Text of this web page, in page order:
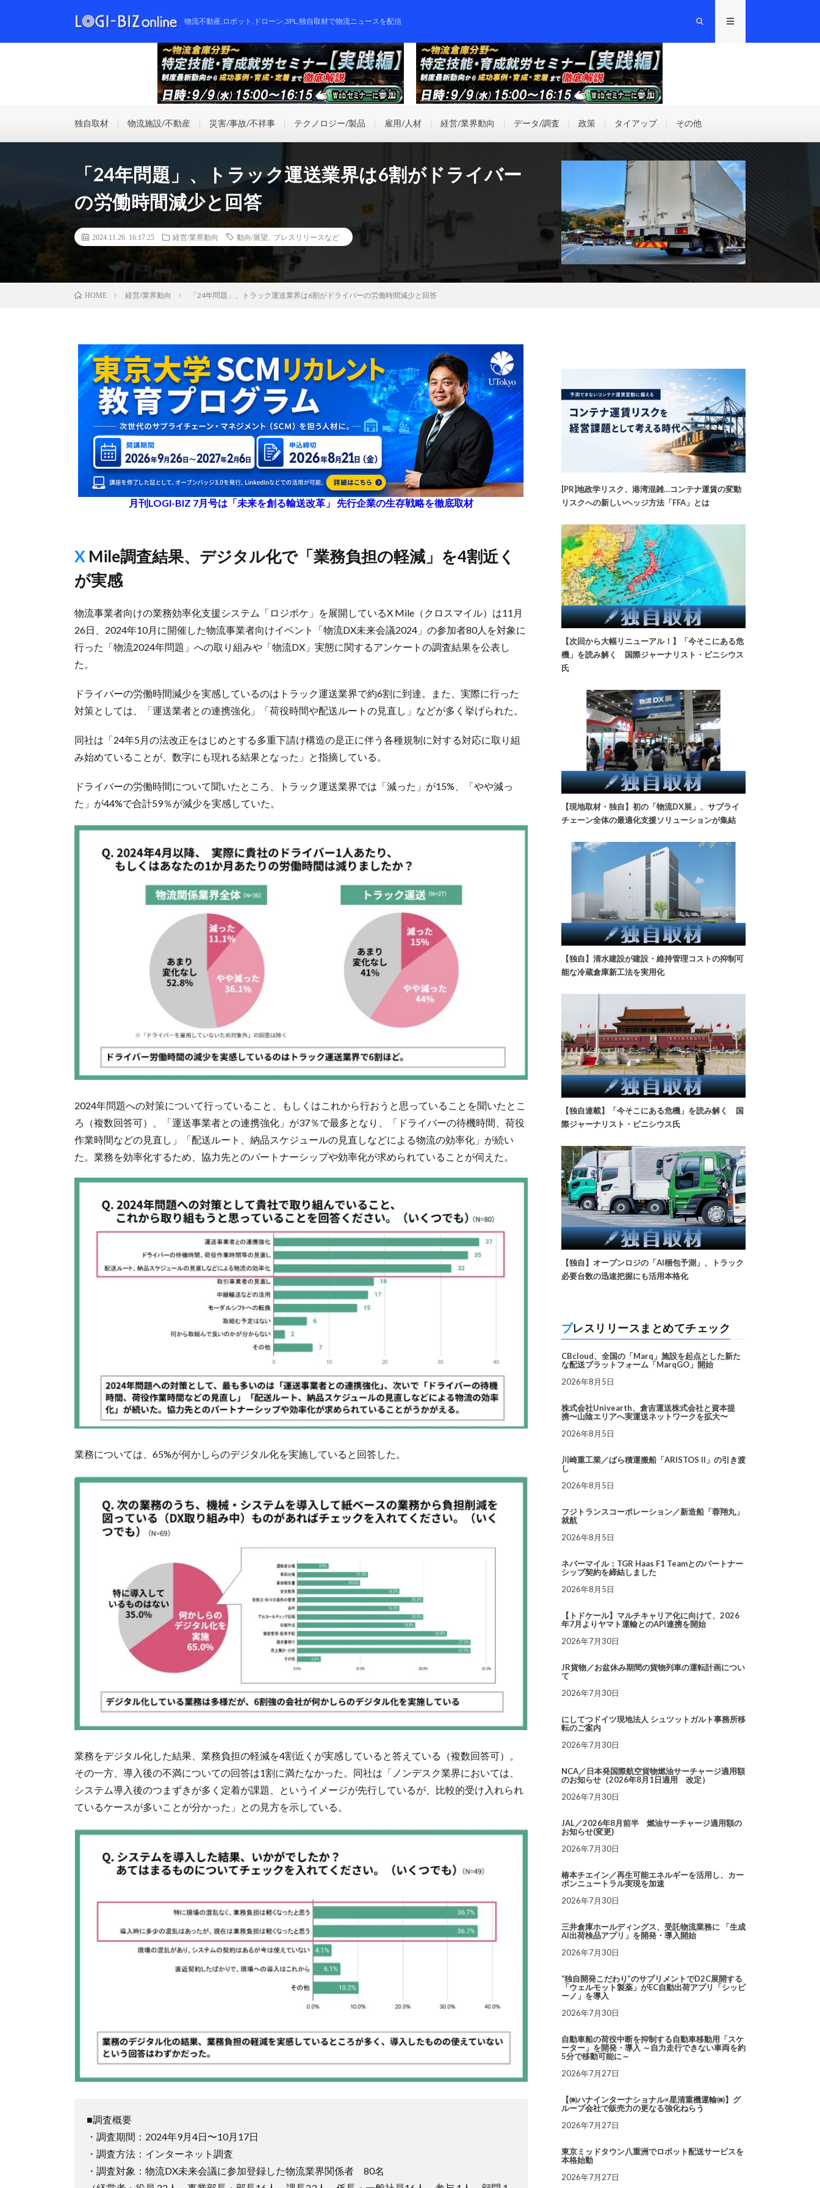
物流不動産,ロボット,ドローン,3PL,独自取材で物流ニュースを配信
独自取材 物流施設/不動産 災害/事故/不祥事 テクノロジー/製品 雇用/人材 経営/業界動向 データ/調査 政策 タイアップ その他
「24年問題」、トラック運送業界は6割がドライバー
の労働時間減少と回答
2024.11.26 16:17:25 経営/業界動向 動向/展望 プレスリリースなど
HOME 経営/業界動向 「24年問題」、トラック運送業界は6割がドライバーの労働時間減少と回答
月刊LOGI-BIZ 7月号は「未来を創る輸送改革」 先行企業の生存戦略を徹底取材
X Mile調査結果、デジタル化で「業務負担の軽減」を4割近く
が実感
物流事業者向けの業務効率化支援システム「ロジポケ」を展開しているX Mile（クロスマイル）は11月
26日、2024年10月に開催した物流事業者向けイベント「物流DX未来会議2024」の参加者80人を対象に
行った「物流2024年問題」への取り組みや「物流DX」実態に関するアンケートの調査結果を公表し
た。
ドライバーの労働時間減少を実感しているのはトラック運送業界で約6割に到達。また、実際に行った
対策としては、「運送業者との連携強化」「荷役時間や配送ルートの見直し」などが多く挙げられた。
同社は「24年5月の法改正をはじめとする多重下請け構造の是正に伴う各種規制に対する対応に取り組
み始めていることが、数字にも現れる結果となった」と指摘している。
ドライバーの労働時間について聞いたところ、トラック運送業界では「減った」が15%、「やや減っ
た」が44%で合計59％が減少を実感していた。
2024年問題への対策について行っていること、もしくはこれから行おうと思っていることを聞いたとこ
ろ（複数回答可）、「運送事業者との連携強化」が37％で最多となり、「ドライバーの待機時間、荷役
作業時間などの見直し」「配送ルート、納品スケジュールの見直しなどによる物流の効率化」が続い
た。業務を効率化するため、協力先とのパートナーシップや効率化が求められていることが伺えた。
業務については、65%が何かしらのデジタル化を実施していると回答した。
業務をデジタル化した結果、業務負担の軽減を4割近くが実感していると答えている（複数回答可）。
その一方、導入後の不満についての回答は1割に満たなかった。同社は「ノンデスク業界においては、
システム導入後のつまずきが多く定着が課題、というイメージが先行しているが、比較的受け入れられ
ているケースが多いことが分かった」との見方を示している。
■調査概要
・調査期間：2024年9月4日〜10月17日
・調査方法：インターネット調査
・調査対象：物流DX未来会議に参加登録した物流業界関係者 80名
[PR]地政学リスク、港湾混雑…コンテナ運賃の変動
リスクへの新しいヘッジ方法「FFA」とは
【次回から大幅リニューアル！】「今そこにある危
機」を読み解く 国際ジャーナリスト・ビニシウス
氏
【現地取材・独自】初の「物流DX展」、サプライ
チェーン全体の最適化支援ソリューションが集結
【独自】清水建設が建設・維持管理コストの抑制可
能な冷蔵倉庫新工法を実用化
【独自連載】「今そこにある危機」を読み解く 国
際ジャーナリスト・ビニシウス氏
【独自】オープンロジの「AI梱包予測」、トラック
必要台数の迅速把握にも活用本格化
プレスリリースまとめてチェック
CBcloud、全国の「Marq」施設を起点とした新た
な配送プラットフォーム「MarqGO」開始
2026年8月5日
株式会社Univearth、倉吉運送株式会社と資本提
携〜山陰エリアへ実運送ネットワークを拡大〜
2026年8月5日
川崎重工業／ばら積運搬船「ARISTOS II」の引き渡
し
2026年8月5日
フジトランスコーポレーション／新造船「蓉翔丸」
就航
2026年8月5日
ネバーマイル：TGR Haas F1 Teamとのパートナー
シップ契約を締結しました
2026年8月5日
【トドケール】マルチキャリア化に向けて、2026
年7月よりヤマト運輸とのAPI連携を開始
2026年7月30日
JR貨物／お盆休み期間の貨物列車の運転計画につい
て
2026年7月30日
にしてつドイツ現地法人 シュツットガルト事務所移
転のご案内
2026年7月30日
NCA／日本発国際航空貨物燃油サーチャージ適用額
のお知らせ（2026年8月1日適用 改定）
2026年7月30日
JAL／2026年8月前半 燃油サーチャージ適用額の
お知らせ(変更)
2026年7月30日
椿本チエイン／再生可能エネルギーを活用し、カー
ボンニュートラル実現を加速
2026年7月30日
三井倉庫ホールディングス、受託物流業務に 「生成
AI出荷検品アプリ」を開発・導入開始
2026年7月30日
“独自開発こだわり”のサプリメントでD2C展開する
「ウェルモット製薬」がEC自動出荷アプリ「シッピ
ーノ」を導入
2026年7月30日
自動車船の荷役中断を抑制する自動車移動用「スケ
ーター」を開発・導入 ～自力走行できない車両を約
5分で移動可能に～
2026年7月27日
【㈱ハナインターナショナル×星清重機運輸㈱】グ
ループ会社で販売力の更なる強化ねらう
2026年7月27日
東京ミッドタウン八重洲でロボット配送サービスを
本格始動
2026年7月27日